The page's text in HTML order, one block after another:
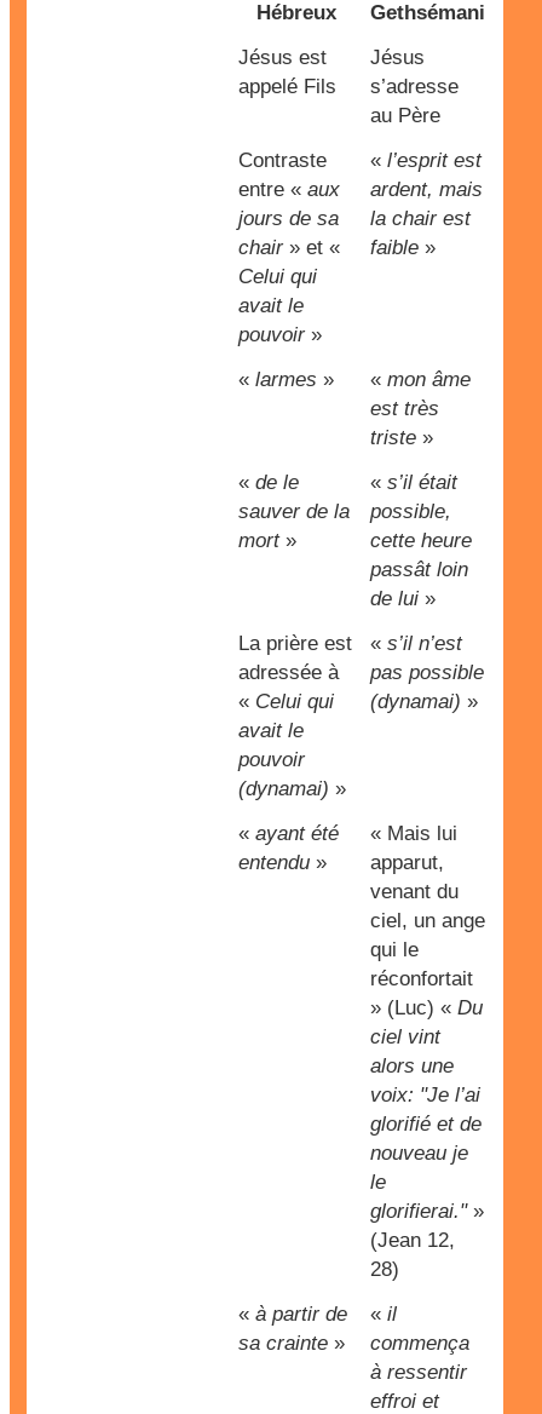
Hébreux
Gethsémani
Jésus est
appelé Fils
Jésus
s’adresse
au Père
Contraste
entre « aux
jours de sa
chair» et «
Celui qui
avait le
pouvoir»
« l’esprit est
ardent, mais
la chair est
faible »
« larmes » « mon âme
est très
triste »
« de le
sauver de la
mort»
« s’il était
possible,
cette heure
passât loin
de lui »
La prière est
adressée à
« Celui qui
avait le
pouvoir
(dynamai) »
« s’il n’est
pas possible
(dynamai) »
« ayant été
entendu »
« Mais lui
apparut,
venant du
ciel, un ange
qui le
réconfortait
» (Luc) « Du
ciel vint
alors une
voix: "Je l’ai
glorifié et de
nouveau je
le
glorifierai." »
(Jean 12,
28)
« à partir de
sa crainte »
« il
commença
à ressentir
effroi et